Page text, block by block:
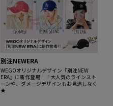
別注NEWERA
WEGOオリジナルデザイン『別注NEW
ERA』に新作登場！！大人気のラインスト
ーンや、ダメージデザインもお見逃しなく
★